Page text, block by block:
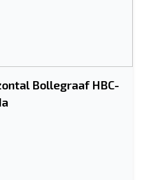
Bollegraaf HBC-